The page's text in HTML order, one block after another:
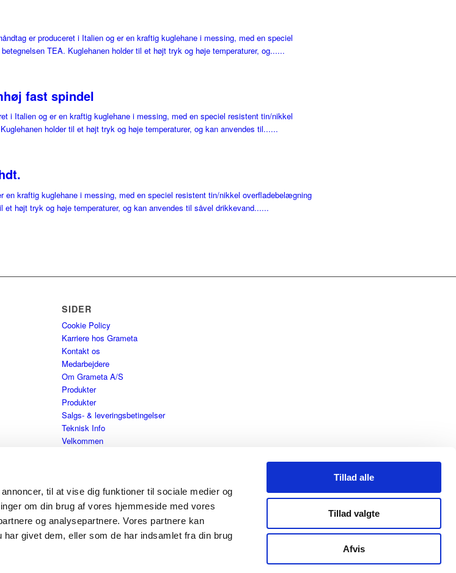
til at vise dig funktioner til sociale medier og
om din brug af vores hjemmeside med vores
og analysepartnere. Vores partnere kan
givet dem, eller som de har indsamlet fra din brug
Tillad alle
Tillad valgte
Afvis
er produceret i Italien og er en kraftig kuglehane i messing, med en speciel
TEA. Kuglehanen holder til et højt tryk og høje temperaturer, og......
fast spindel
i Italien og er en kraftig kuglehane i messing, med en speciel resistent tin/nikkel
holder til et højt tryk og høje temperaturer, og kan anvendes til......
en kraftig kuglehane i messing, med en speciel resistent tin/nikkel overfladebelægning
højt tryk og høje temperaturer, og kan anvendes til såvel drikkevand......
SIDER
Cookie Policy
Karriere hos Grameta
Kontakt os
Medarbejdere
Om Grameta A/S
Produkter
Produkter
Salgs- & leveringsbetingelser
Teknisk Info
Velkommen